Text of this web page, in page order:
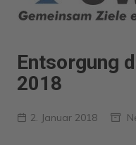
Entsorgung
2018
2. Januar 2018